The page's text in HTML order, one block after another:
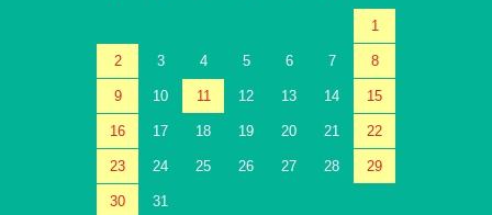
1
2 3 4 5 6 7 8
9 10 11 12 13 14 15
16 17 18 19 20 21 22
23 24 25 26 27 28 29
30 31